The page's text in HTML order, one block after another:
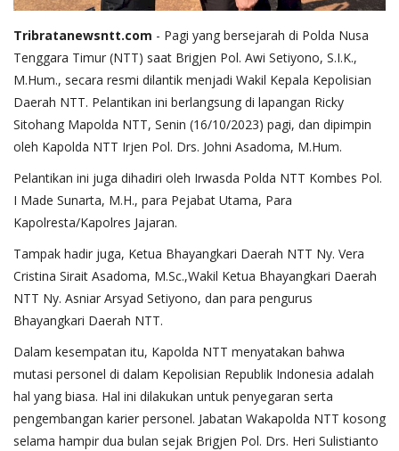
Tribratanewsntt.com - Pagi yang bersejarah di Polda Nusa
Tenggara Timur (NTT) saat Brigjen Pol. Awi Setiyono, S.I.K.,
M.Hum., secara resmi dilantik menjadi Wakil Kepala Kepolisian
Daerah NTT. Pelantikan ini berlangsung di lapangan Ricky
Sitohang Mapolda NTT, Senin (16/10/2023) pagi, dan dipimpin
oleh Kapolda NTT Irjen Pol. Drs. Johni Asadoma, M.Hum.
Pelantikan ini juga dihadiri oleh Irwasda Polda NTT Kombes Pol.
I Made Sunarta, M.H., para Pejabat Utama, Para
Kapolresta/Kapolres Jajaran.
Tampak hadir juga, Ketua Bhayangkari Daerah NTT Ny. Vera
Cristina Sirait Asadoma, M.Sc.,Wakil Ketua Bhayangkari Daerah
NTT Ny. Asniar Arsyad Setiyono, dan para pengurus
Bhayangkari Daerah NTT.
Dalam kesempatan itu, Kapolda NTT menyatakan bahwa
mutasi personel di dalam Kepolisian Republik Indonesia adalah
hal yang biasa. Hal ini dilakukan untuk penyegaran serta
pengembangan karier personel. Jabatan Wakapolda NTT kosong
selama hampir dua bulan sejak Brigjen Pol. Drs. Heri Sulistianto